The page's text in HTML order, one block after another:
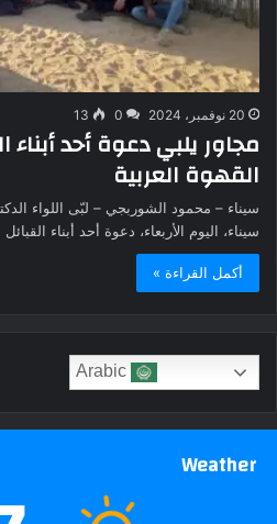
20 نوفمبر، 2024 0
13
مجاور يلبي دعوة أحد أبناء
القهوة العربية
سيناء – محمود الشوربجي – لبّى اللواء
سيناء، اليوم الأربعاء، دعوة أحد أبناء
أكمل القراءة »
Weather